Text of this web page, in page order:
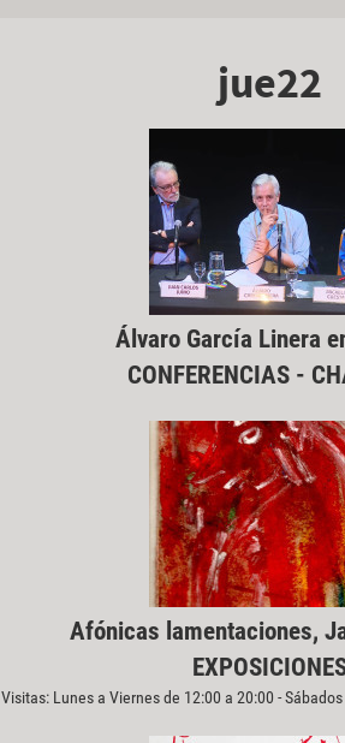
jue22
Álvaro García Linera
CONFERENCIAS -
Afónicas lamentaciones,
Visitas: Lunes a Viernes de 12:00 a 20:00 -